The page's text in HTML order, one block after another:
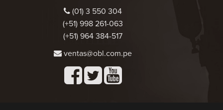
(01) 3 550 304
(+51) 998 261-063
(+51) 964 384-517
ventas@obl.com.pe